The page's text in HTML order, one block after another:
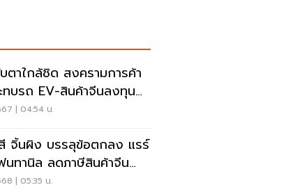
ตาใกล้ชิด สงครามการค้า
ทบรถ EV-สินค้าจีนลงทุน
| 04:54 น.
จิ้นผิง บรรลุข้อตกลง แรร์
นทานิล ลดภาษีสินค้าจีน
| 05:35 น.